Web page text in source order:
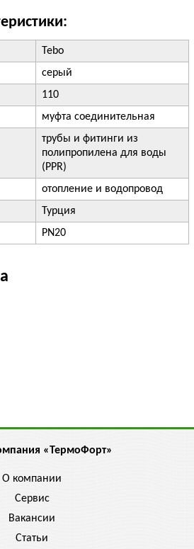
Tebo
серый
110
муфта соединительная
трубы и фитинги из
полипропилена для воды
(PPR)
отопление и водопровод
Турция
PN20
«ТермоФорт»
О компании
Сервис
Вакансии
Статьи